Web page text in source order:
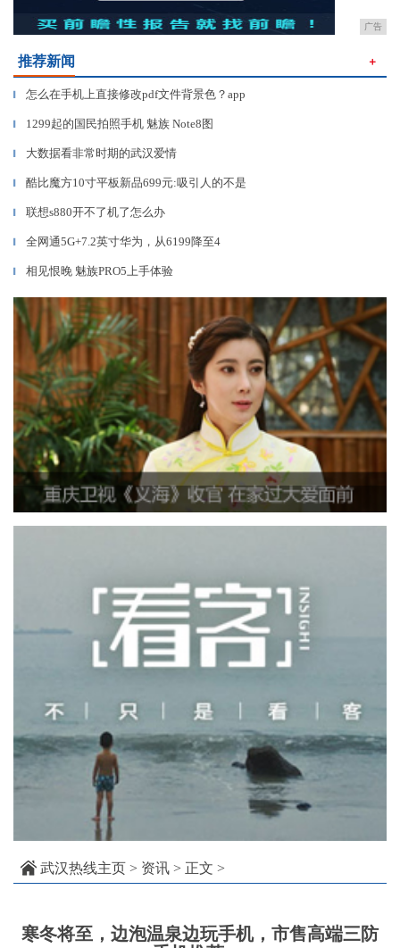
广告
推荐新闻 ＋
▎ 怎么在手机上直接修改pdf文件背景色？app
▎ 1299起的国民拍照手机 魅族 Note8图
▎ 大数据看非常时期的武汉爱情
▎ 酷比魔方10寸平板新品699元:吸引人的不是
▎ 联想s880开不了机了怎么办
▎ 全网通5G+7.2英寸华为，从6199降至4
▎ 相见恨晚 魅族PRO5上手体验
武汉热线主页 > 资讯 > 正文 >
寒冬将至，边泡温泉边玩手机，市售高端三防